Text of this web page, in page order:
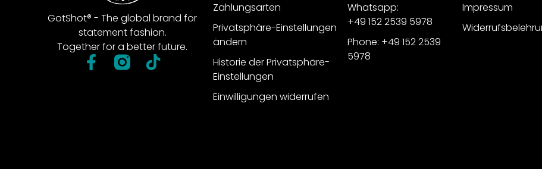
GotShot® - The global brand for
statement fashion.
Together for a better future.
Zahlungsarten
Privatsphäre-Einstellungen
ändern
Historie der Privatsphäre-
Einstellungen
Einwilligungen widerrufen
Whatsapp:
+49 152 2539 5978
Phone: +49 152 2539
5978
Impressum